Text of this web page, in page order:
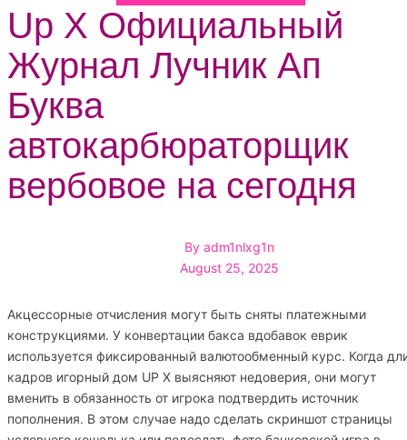
Up X Официальный
Журнал Лучник Ап
Буква
автокарбюраторщик
вербовое на сегодня
Byadm1nlxg1n
August 25, 2025
Акцессорные отчисления могут быть сняты платежными
конструкциями. У конвертации бакса вдобавок еврик
используется фиксированный валютообменный курс. Когда
кадров игорный дом UP X выясняют недоверия, они могут
вменить в обязанность от игрока подтвердить источник
пополнения. В этом случае надо сделать скриншот страницы